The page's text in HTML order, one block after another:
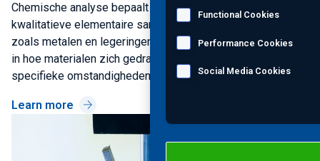
Chemische analyse bepaalt de kwantitatieve en
kwalitatieve elementaire samenstelling van materialen,
zoals metalen en legeringen. Deze analyses bieden inzicht
in hoe materialen zich gedragen en reageren onder
specifieke omstandigheden en in intense omgevingen.
Learn more
Functional Cookies
Performance Cookies
Social Media Cookies